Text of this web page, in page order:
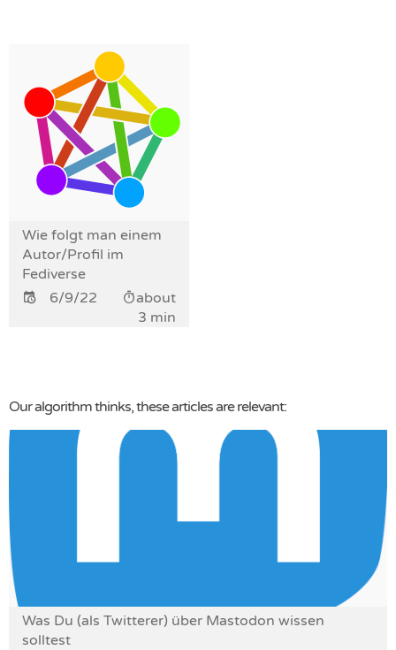
Wie folgt man einem
Autor/Profil im
Fediverse
6/9/22
about
3 min
Our algorithm thinks, these articles are relevant:
Was Du (als Twitterer) über Mastodon wissen
solltest